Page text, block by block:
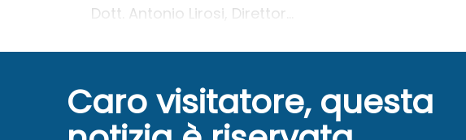
Dott. Antonio Lirosi, Direttor...
Caro visitatore, questa